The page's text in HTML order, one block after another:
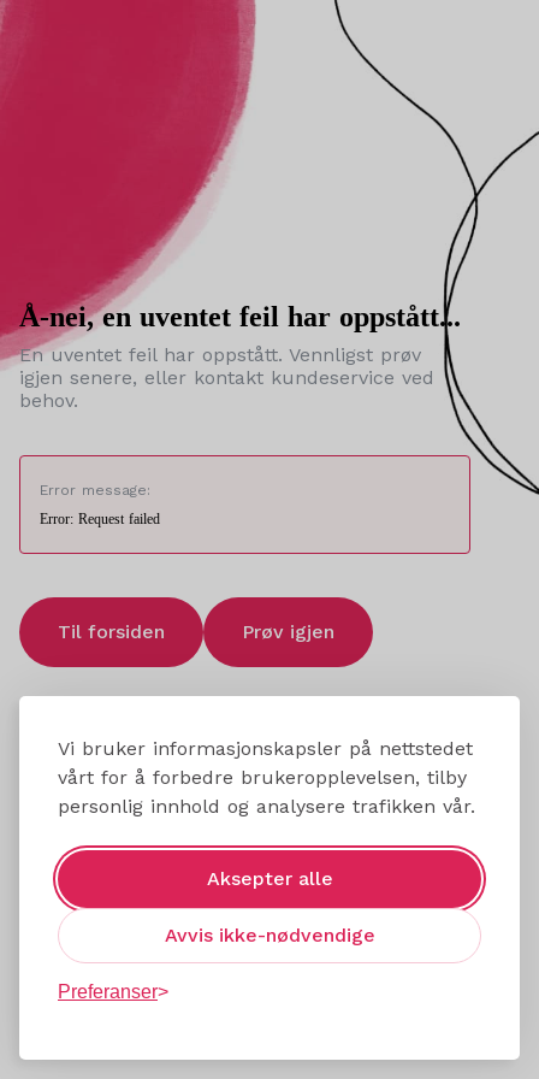
Vi bruker informasjonskapsler på nettstedet
vårt for å forbedre brukeropplevelsen, tilby
personlig innhold og analysere trafikken vår.
Aksepter alle
Avvis ikke-nødvendige
Preferanser
Å-nei, en uventet feil har oppstått...
En uventet feil har oppstått. Vennligst prøv
igjen senere, eller kontakt kundeservice ved
behov.
Error message:
Error: Request failed
Til forsiden Prøv igjen